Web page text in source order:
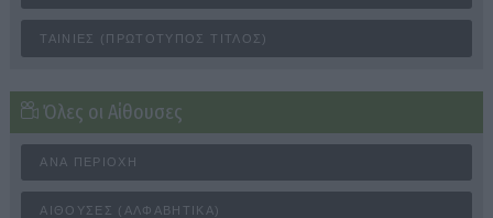
ΤΑΙΝΊΕΣ (ΠΡΩΤΌΤΥΠΟΣ ΤΊΤΛΟΣ)
Όλες οι Αίθουσες
ΑΝΆ ΠΕΡΙΟΧΉ
ΑΊΘΟΥΣΕΣ (ΑΛΦΑΒΗΤΙΚΆ)